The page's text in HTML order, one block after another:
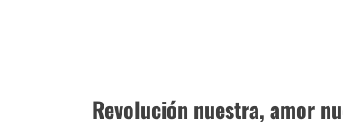
Revolución nuestra, amor